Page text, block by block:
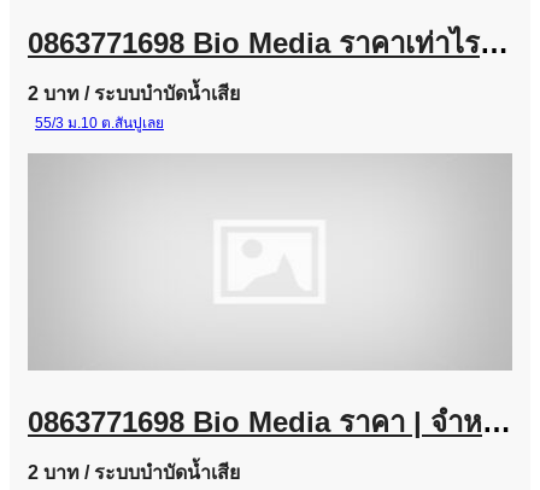
0863771698 Bio Media ราคาเท่าไร? จำหน่ายไบโอมีเดียสำหรับระบบบำบัดน้ำเสีย
2 บาท / ระบบบำบัดน้ำเสีย
55/3 ม.10 ต.สันปูเลย
0863771698 Bio Media ราคา | จำหน่ายไบโอมีเดีย พลาสติกมีเดีย ราคาจากโรงงาน
2 บาท / ระบบบำบัดน้ำเสีย